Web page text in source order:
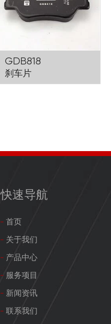
GDB818
刹车片
快速导航
首页
关于我们
产品中心
服务项目
新闻资讯
联系我们